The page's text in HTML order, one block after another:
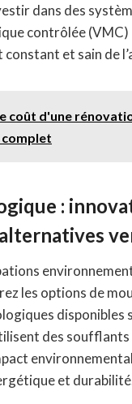
dans des
contrôlée (VMC)
et sain de
coût d'une
complet
:
les options de
disponibles
des soufflants
et